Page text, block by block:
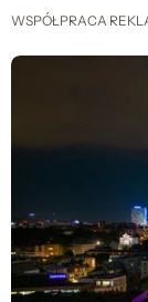
WSPÓŁPRACA